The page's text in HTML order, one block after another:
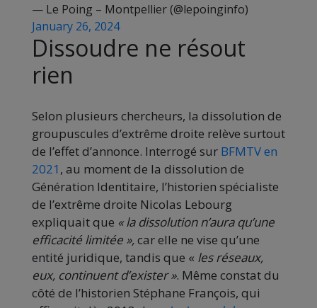
— Le Poing – Montpellier (@lepoinginfo)
January 26, 2024
Dissoudre ne résout
rien
Selon plusieurs chercheurs, la dissolution de
groupuscules d’extrême droite relève surtout
de l’effet d’annonce. Interrogé sur BFMTV en
2021 , au moment de la dissolution de
Génération Identitaire, l’historien spécialiste
de l’extrême droite Nicolas Lebourg
expliquait que « la dissolution n’aura qu’une
efficacité limitée »,car elle ne vise qu’une
entité juridique, tandis que « les réseaux,
eux, continuent d’exister ». Même constat du
côté de l’historien Stéphane François, qui